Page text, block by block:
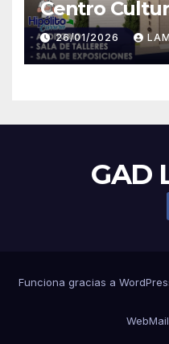
Centro
26/01/2026
GAD
Funciona gracias a
WebMail